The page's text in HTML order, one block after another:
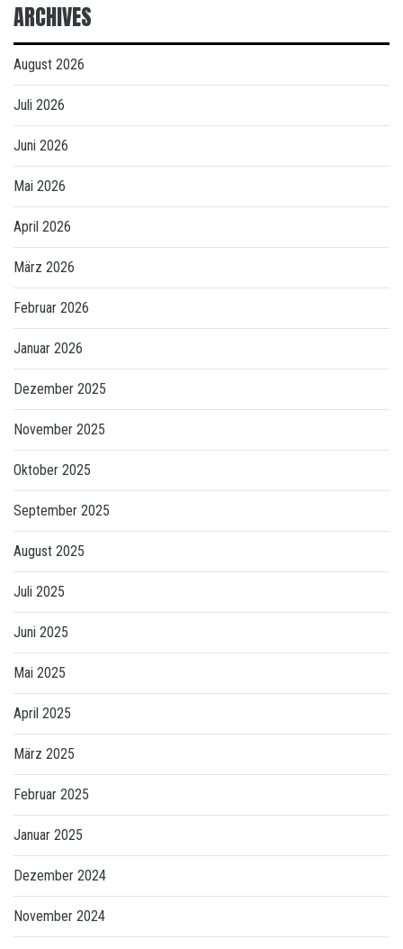
ARCHIVES
August 2026
Juli 2026
Juni 2026
Mai 2026
April 2026
März 2026
Februar 2026
Januar 2026
Dezember 2025
November 2025
Oktober 2025
September 2025
August 2025
Juli 2025
Juni 2025
Mai 2025
April 2025
März 2025
Februar 2025
Januar 2025
Dezember 2024
November 2024